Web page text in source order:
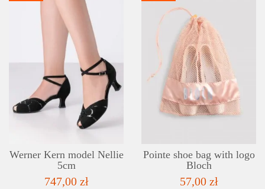
ADD TO WISHLIST
DETAILS
Werner Kern model Nellie
5cm
747,00 zł
Pointe shoe bag with logo
Bloch
57,00 zł